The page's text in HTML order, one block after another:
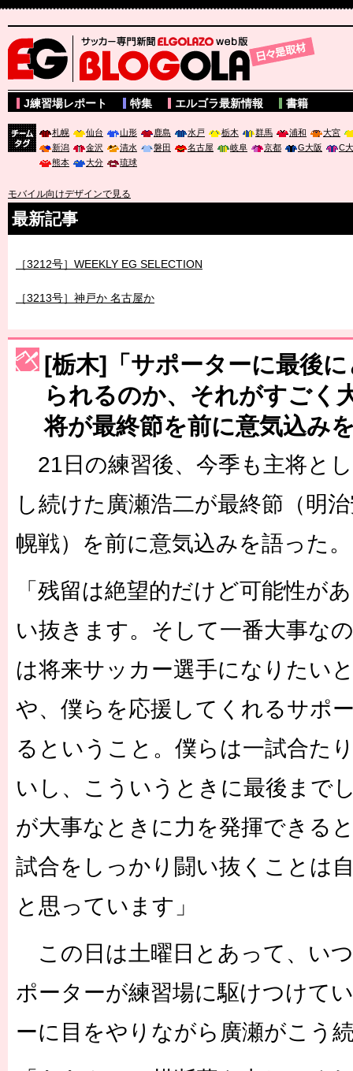
サッカー専門新聞ELGOLAZO web版 BLOGOLA
J練習場レポート 特集 エルゴラ最新情報 書籍
札幌 仙台 山形 鹿島 水戸 栃木 群馬 浦和
大宮
新潟
金沢 清水 磐田 名古屋 岐阜 京都 G大阪
C
熊本
大分 琉球
モバイル向けデザインで見る
最新記事
［3214号］WEST制覇
［3215号］WEEKLY EG SELECTION
［3216号］行く末占うラストワン
［3219号］特別な覇者へ 大逆転か連破か
［3220号］伝説の王者、黄金のシャーレ
[栃木]「サポーターに最後
られるのか、それがすごく
将が最終節を前に意気込み
21日の練習後、今季も主将と
し続けた廣瀬浩二が最終節（明
幌戦）を前に意気込みを語った。
「残留は絶望的だけど可能性が
い抜きます。そして一番大事な
は将来サッカー選手になりたい
や、僕らを応援してくれるサポ
るということ。僕らは一試合た
いし、こういうときに最後まで
が大事なときに力を発揮できる
試合をしっかり闘い抜くことは
と思っています」
この日は土曜日とあって、い
ポーターが練習場に駆けつけて
ーに目をやりながら廣瀬がこう